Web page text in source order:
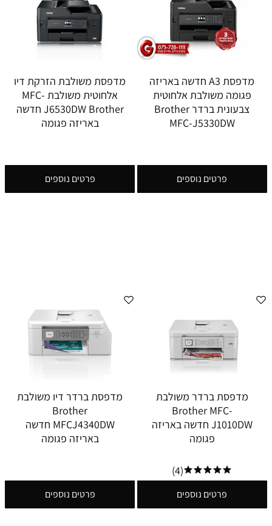
מדפסת A3 חדשה באריזה
פגומה משולבת אלחוטית
צבעונית ברדר Brother
MFC-J5330DW
פרטים נוספים
מדפסת משולבת הזרקת דיו
אלחוטית משולבת MFC-
J6530DW Brother חדשה
באריזה פגומה
פרטים נוספים
מדפסת ברדר משולבת
Brother MFC-
J1010DW חדשה באריזה
פגומה
(4)
פרטים נוספים
מדפסת ברדר דיו משולבת
Brother
MFCJ4340DW חדשה
באריזה פגומה
פרטים נוספים